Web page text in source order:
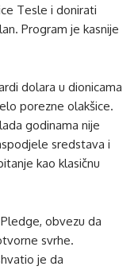
Tesle i donirati
Program je kasnije
dolara u dionicama
porezne olakšice.
godinama nije
sredstava i
kao klasičnu
obvezu da
svrhe.
je da